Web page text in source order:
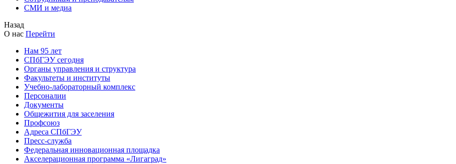
СМИ и медиа
Назад
О нас Перейти
Нам 95 лет
СПбГЭУ сегодня
Органы управления и структура
Факультеты и институты
Учебно-лабораторный комплекс
Персоналии
Документы
Общежития для заселения
Профсоюз
Адреса СПбГЭУ
Пресс-служба
Федеральная инновационная площадка
Акселерационная программа «Лигаград»­­